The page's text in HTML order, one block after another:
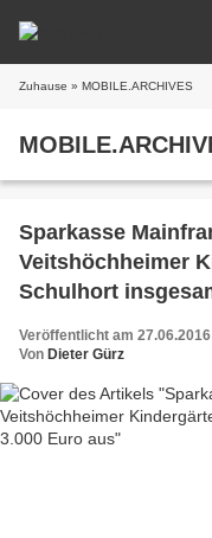
Zuhause » MOBILE.ARCHIVES
Sparkasse
Veitshöchheimer
Schulhort
Veröffentlicht am
Von Dieter Gürz